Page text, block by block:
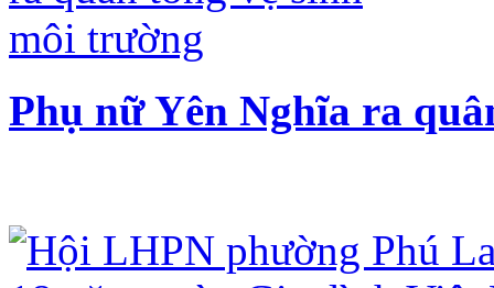
Phụ nữ Yên Nghĩa ra